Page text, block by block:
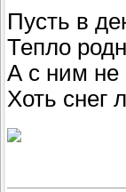
Пусть в
Тепло
А с ним не
Хоть снег